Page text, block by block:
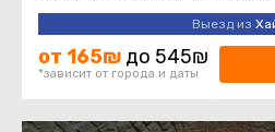
Выезд из
от 165₪ до 545₪
*зависит от города и даты